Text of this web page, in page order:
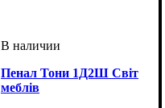
Пенал Тони 1Д2Ш Світ
меблів